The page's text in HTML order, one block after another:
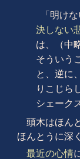
「明けな
決しない
は、（中
そういう
と、逆に
りこじら
シェーク
頭木はほん
ほんとうに深
最近の心情